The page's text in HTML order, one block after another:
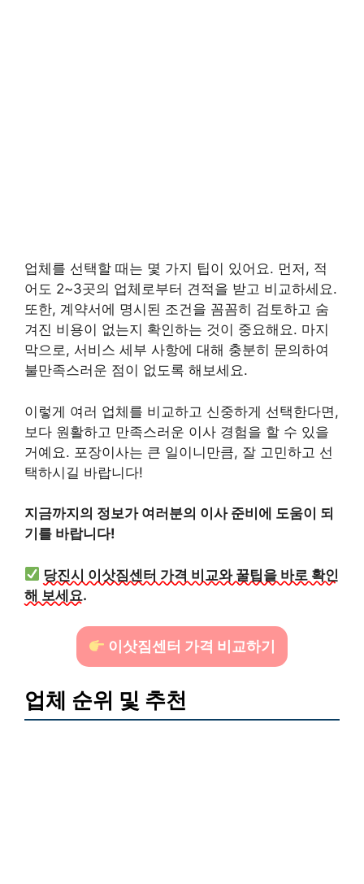
업체를 선택할 때는 몇 가지 팁이 있어요. 먼저, 적
어도 2~3곳의 업체로부터 견적을 받고 비교하세요.
또한, 계약서에 명시된 조건을 꼼꼼히 검토하고 숨
겨진 비용이 없는지 확인하는 것이 중요해요. 마지
막으로, 서비스 세부 사항에 대해 충분히 문의하여
불만족스러운 점이 없도록 해보세요.
이렇게 여러 업체를 비교하고 신중하게 선택한다면,
보다 원활하고 만족스러운 이사 경험을 할 수 있을
거예요. 포장이사는 큰 일이니만큼, 잘 고민하고 선
택하시길 바랍니다!
지금까지의 정보가 여러분의 이사 준비에 도움이 되
기를 바랍니다!
당진시 이삿짐센터 가격 비교와 꿀팁을 바로 확인
해 보세요.
이삿짐센터 가격 비교하기
업체 순위 및 추천